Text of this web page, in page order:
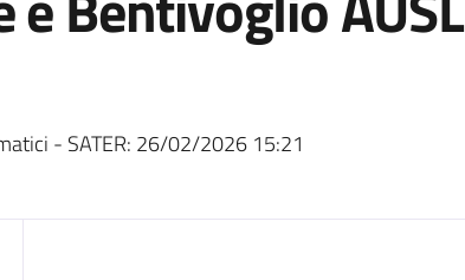
- SATER: 26/02/2026 15:21